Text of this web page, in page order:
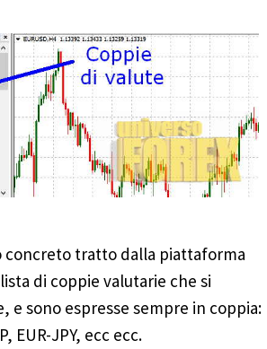
concreto tratto dalla piattaforma
lista di coppie valutarie che si
e sono espresse sempre in coppia:
EUR-JPY, ecc ecc.